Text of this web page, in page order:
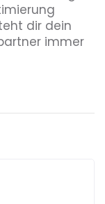
dir dein
immer